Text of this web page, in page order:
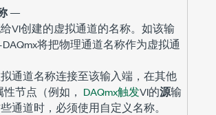
—
VI创建的虚拟通道的名称。如该输
将把物理通道名称作为虚拟通
通道名称连接至该输入端，在其他
性节点（例如， DAQmx触发VI的源输
通道时，必须使用自定义名称。